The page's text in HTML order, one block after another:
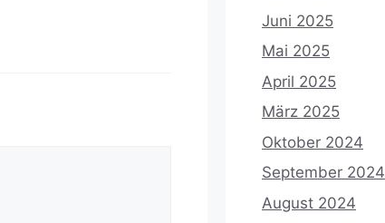
Juni 2025
Mai 2025
April 2025
März 2025
Oktober 2024
September 2024
August 2024